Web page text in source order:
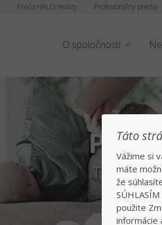
Profesionálny predaj
Prečo HALO reality
O spoločnosti
Táto
Vážime si
máte
že
použite
informácie